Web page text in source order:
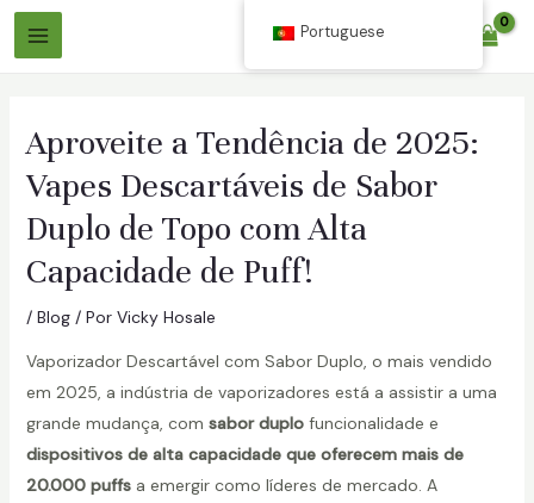
paraMenu
Aproveite a Tendência de 2025:
Vapes Descartáveis de Sabor
Duplo de Topo com Alta
Capacidade de Puff!
/ Blog/ Por Vicky Hosale
Vaporizador Descartável com Sabor Duplo, o mais vendido
em 2025, a indústria de vaporizadores está a assistir a uma
grande mudança, com sabor duplofuncionalidade e
dispositivos de alta capacidade que oferecem mais de
20.000 puffsa emergir como líderes de mercado. A
Portuguese